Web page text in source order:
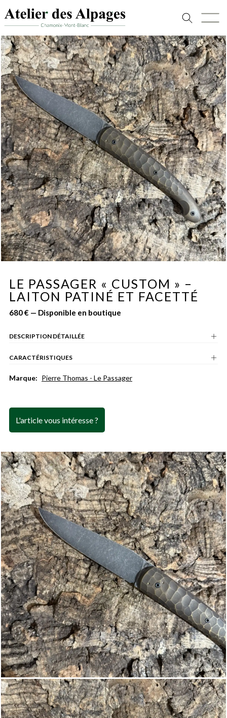
LE PASSAGER « CUSTOM » –
LAITON PATINÉ ET FACETTÉ
680 € — Disponible en boutique
DESCRIPTION DÉTAILLÉE
CARACTÉRISTIQUES
Marque: Pierre Thomas - Le Passager
L'article vous intéresse ?